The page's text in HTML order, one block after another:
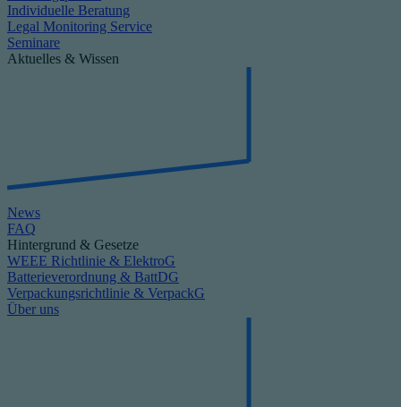
Individuelle Beratung
Legal Monitoring Service
Seminare
Aktuelles & Wissen
News
FAQ
Hintergrund & Gesetze
WEEE Richtlinie & ElektroG
Batterieverordnung & BattDG
Verpackungsrichtlinie & VerpackG
Über uns